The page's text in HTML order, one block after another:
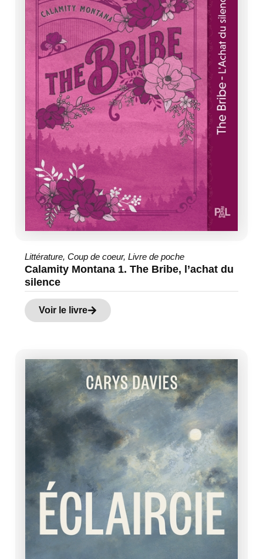
Littérature, Coup de coeur, Livre de poche
Calamity Montana 1. The Bribe, l’achat du
silence
Voir le livre